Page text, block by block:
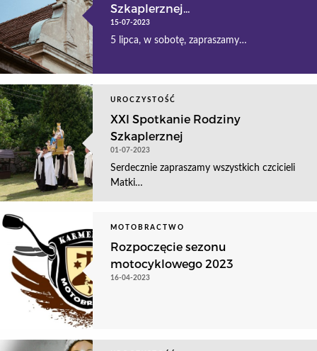
Szkaplerznej...
15-07-2023
5 lipca, w sobotę, zapraszamy…
UROCZYSTOŚĆ
XXI Spotkanie Rodziny
Szkaplerznej
01-07-2023
Serdecznie zapraszamy wszystkich czcicieli
Matki…
MOTOBRACTWO
Rozpoczęcie sezonu
motocyklowego 2023
16-04-2023